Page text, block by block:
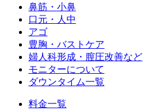
鼻筋・小鼻
口元・人中
アゴ
豊胸・バストケア
婦人科形成・膣圧改善など
モニターについて
ダウンタイム一覧
料金一覧